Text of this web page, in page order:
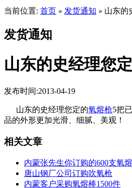
当前位置: 首页 » 发货通知 » 山东的
发货通知
山东的史经理您
发布时间:2013-04-19
山东的史经理您定的氧熔枪5把
品的外形更加光滑、细腻、美观！
相关文章
内蒙张先生你订购的600支氧
唐山钢厂公司订购吹氧枪
内蒙客户采购氧熔棒1500件